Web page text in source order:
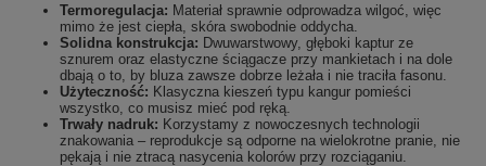
Termoregulacja: Materiał sprawnie odprowadza wilgoć, więc
mimo że jest ciepła, skóra swobodnie oddycha.
Solidna konstrukcja: Dwuwarstwowy, głęboki kaptur ze
sznurem oraz elastyczne ściągacze przy mankietach i na dole
dbają o to, by bluza zawsze dobrze leżała i nie traciła fasonu.
Użyteczność: Klasyczna kieszeń typu kangur pomieści
wszystko, co musisz mieć pod ręką.
Trwały nadruk: Korzystamy z nowoczesnych technologii
znakowania – reprodukcje są odporne na wielokrotne pranie, nie
pękają i nie ztracą nasycenia kolorów przy rozciąganiu.